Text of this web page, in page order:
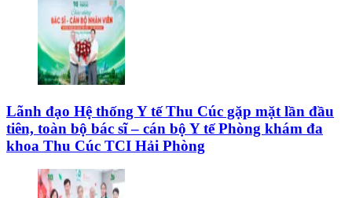
Lãnh đạo Hệ thống Y tế Thu Cúc gặp mặt lần đầu
tiên, toàn bộ bác sĩ – cán bộ Y tế Phòng khám đa
khoa Thu Cúc TCI Hải Phòng